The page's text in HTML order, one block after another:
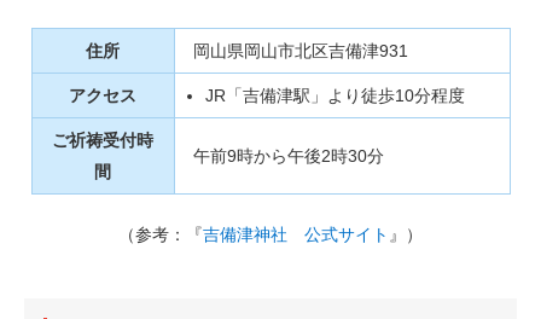
住所 岡山県岡山市北区吉備津931
アクセス JR「吉備津駅」より徒歩10分程度
ご祈祷受付時
間
午前9時から午後2時30分
（参考：『吉備津神社 公式サイト 』）